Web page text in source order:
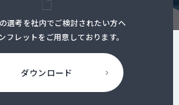
選考を社内でご検討されたい方へ
フレットをご用意しております。
ダウンロード